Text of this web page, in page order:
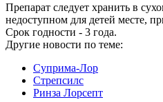
Препарат следует хранить в
недоступном для детей месте,
Срок годности - 3 года.
Другие новости по теме:
Суприма-Лор
Стрепсилс
Ринза Лорсепт